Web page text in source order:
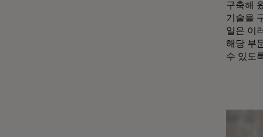
구축해
기술을
일은 이
해당 부
수 있도